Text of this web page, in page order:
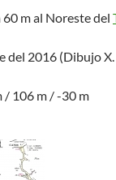
m al Noreste del
del 2016 (Dibujo
/ 106 m / -30 m